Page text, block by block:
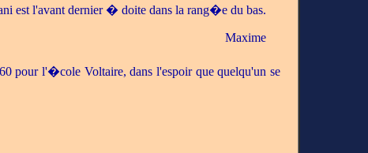
est l'avant dernier � doite dans la rang�e du bas.
Maxime
pour l'�cole Voltaire, dans l'espoir que quelqu'un se